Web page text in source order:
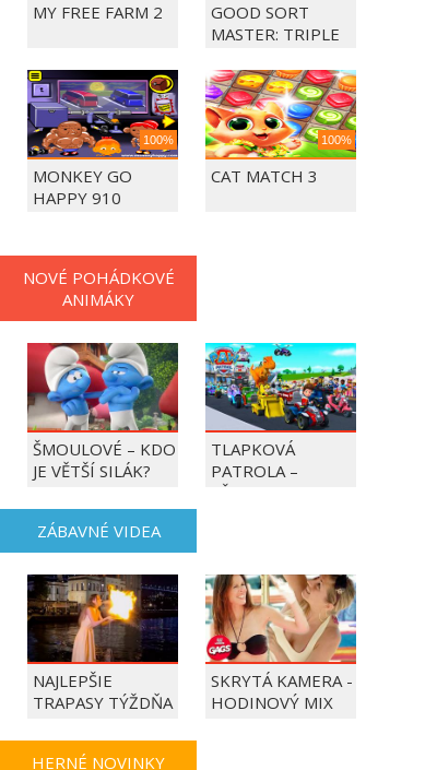
MY FREE FARM 2
GOOD SORT
MASTER: TRIPLE
100%
MONKEY GO
HAPPY 910
100%
CAT MATCH 3
NOVÉ POHÁDKOVÉ
ANIMÁKY
ŠMOULOVÉ – KDO
JE VĚTŠÍ SILÁK?
TLAPKOVÁ
PATROLA –
VŠECHNY TLAPKY
ZÁBAVNÉ VIDEA
NAJLEPŠIE
TRAPASY TÝŽDŇA
SKRYTÁ KAMERA -
HODINOVÝ MIX
HERNÉ NOVINKY